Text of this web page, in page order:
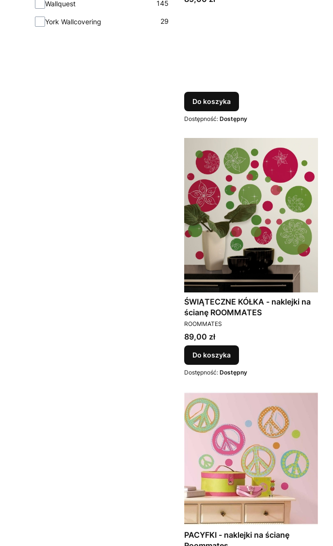
Wallquest 145
York Wallcovering 29
Do koszyka
Dostępność: Dostępny
ŚWIĄTECZNE KÓŁKA - naklejki na
ścianę ROOMMATES
PRODUCENT
ROOMMATES
Cena
89,00 zł
Do koszyka
Dostępność: Dostępny
PACYFKI - naklejki na ścianę